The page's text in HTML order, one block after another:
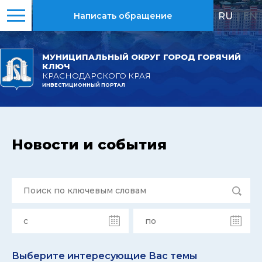
МУНИЦИПАЛЬНЫЙ ОКРУГ ГОРОД ГОРЯЧИЙ
КЛЮЧ
КРАСНОДАРСКОГО КРАЯ
ИНВЕСТИЦИОННЫЙ ПОРТАЛ
Написать обращение RU | EN
Новости и события
Выберите интересующие Вас темы